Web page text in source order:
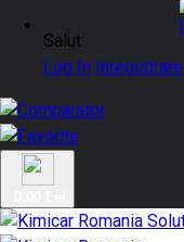
Salut
Log In Inregistrare